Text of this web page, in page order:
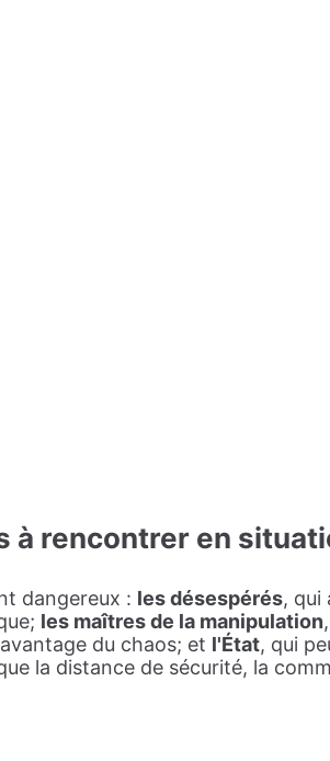
à rencontrer en
dangereux : les désespérés, qui
les maîtres de la manipulation
du chaos; et l'État, qui
la distance de sécurité, la